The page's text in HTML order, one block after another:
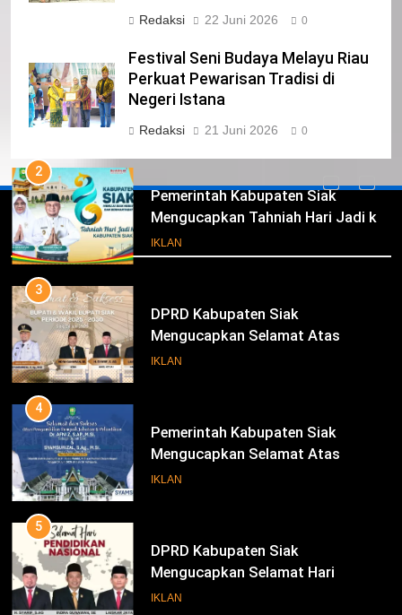
Redaksi 22 Juni 2026 0
Festival Seni Budaya Melayu Riau
Perkuat Pewarisan Tradisi di
Negeri Istana
Redaksi 21 Juni 2026 0
Iklan
Pimpinan Beserta Anggota DPRD
Kabupaten Siak Mengucapkan
IKLAN
2
Pemerintah Kabupaten Siak
Mengucapkan Tahniah Hari Jadi ke-
26 Kabupaten Siak
IKLAN
3
DPRD Kabupaten Siak
Mengucapkan Selamat Atas
Pengambilan Sumpah Jabatan
IKLAN
4
Pemerintah Kabupaten Siak
Mengucapkan Selamat Atas
Pengambilan Sumpah Jabatan
IKLAN
5
DPRD Kabupaten Siak
Mengucapkan Selamat Hari
Pendidikan Nasional
IKLAN